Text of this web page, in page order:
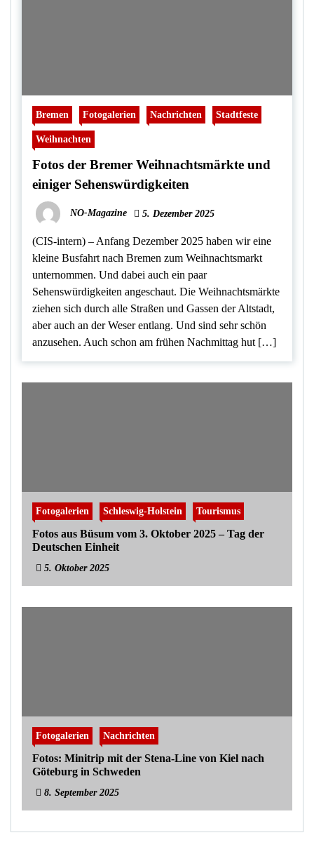
Bremen Fotogalerien Nachrichten Stadtfeste
Weihnachten
Fotos der Bremer Weihnachtsmärkte und
einiger Sehenswürdigkeiten
NO-Magazine 5. Dezember 2025
(CIS-intern) – Anfang Dezember 2025 haben wir eine
kleine Busfahrt nach Bremen zum Weihnachtsmarkt
unternommen. Und dabei auch ein paar
Sehenswürdigkeiten angeschaut. Die Weihnachtsmärkte
ziehen sich durch alle Straßen und Gassen der Altstadt,
aber auch an der Weser entlang. Und sind sehr schön
anzusehen. Auch schon am frühen Nachmittag hut […]
Fotogalerien Schleswig-Holstein Tourismus
Fotos aus Büsum vom 3. Oktober 2025 – Tag der
Deutschen Einheit
5. Oktober 2025
Fotogalerien Nachrichten
Fotos: Minitrip mit der Stena-Line von Kiel nach
Göteburg in Schweden
8. September 2025